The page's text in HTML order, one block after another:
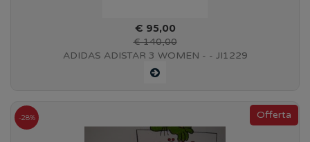
€ 95,00
€ 140,00
ADIDAS ADISTAR 3 WOMEN - - JI1229
-28%